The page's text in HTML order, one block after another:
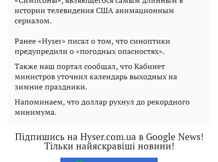
истории телевидения США анимационным
сериалом.
Ранее «Hyser» писал о том, что синоптики
предупредили о «погодных опасностях».
Также наш портал сообщал, что Кабинет
министров уточнил календарь выходных на
зимние праздники.
Напоминаем, что доллар рухнул до рекордного
минимума.
Підпишись на Hyser.com.ua в Google News!
Тільки найяскравіші новини!